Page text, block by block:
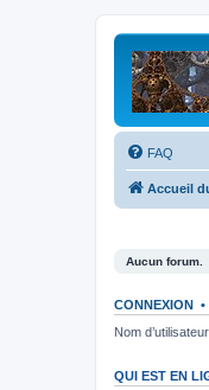
FAQ
Accueil
Aucun forum.
CONNEXION •
Nom
QUI EST EN